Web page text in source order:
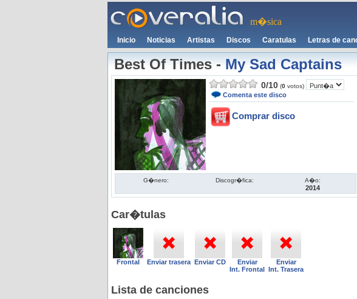
m�sica
Inicio Noticias Artistas Discos Caratulas Letras de
Best Of Times-My Sad Captains
0/10 (0 votos)
Comenta este disco
Comprar disco
G�nero: Discogr�fica: A�o:
2014
Car�tulas
Frontal Enviar trasera Enviar CD
Enviar
Int. Frontal
Enviar
Int. Trasera
Lista de canciones